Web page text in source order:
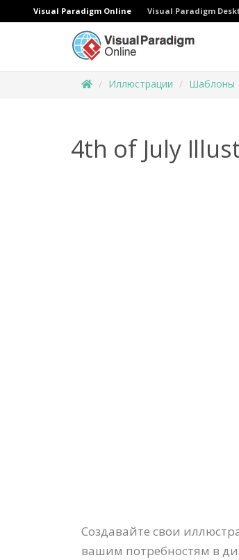
Visual Paradigm Online Visual Paradigm
Иллюстрации Шаблоны
4th of July
Создавайте свои
вашим потребностям в